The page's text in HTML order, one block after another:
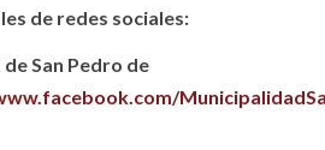
de redes sociales:
San Pedro de